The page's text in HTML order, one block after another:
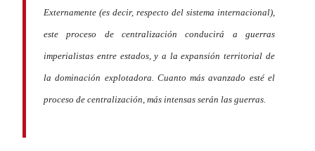
Externamente (es decir, respecto del sistema internacional),
este proceso de centralización conducirá a guerras
imperialistas entre estados, y a la expansión territorial de
la dominación explotadora. Cuanto más avanzado esté el
proceso de centralización, más intensas serán las guerras.